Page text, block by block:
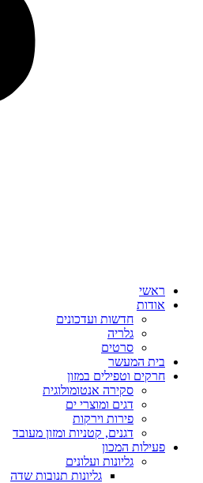
ראשי
אודות
חדשות ועדכונים
גלריה
סרטים
בית המעשר
חרקים וטפילים במזון
סקירה אנטומולוגית
דגים ומוצרי ים
פירות וירקות
דגנים, קטניות ומזון מעובד
פעילות המכון
גליונות ועלונים
גליונות תנובות שדה